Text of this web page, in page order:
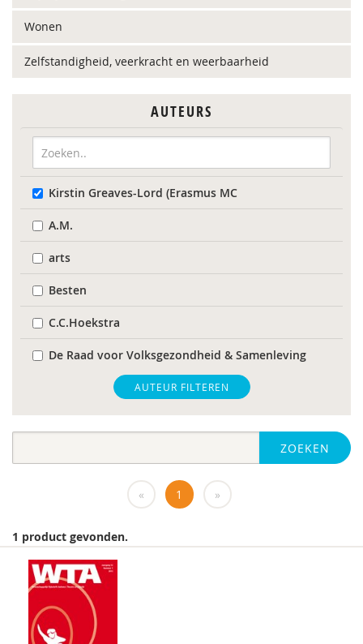
Wonen
Zelfstandigheid, veerkracht en weerbaarheid
AUTEURS
Kirstin Greaves-Lord (Erasmus MC
A.M.
arts
Besten
C.C.Hoekstra
De Raad voor Volksgezondheid & Samenleving
gz-psycholoog
https://www.openbaaronderwijs.nu/
Marieke-Beltman
MSc
MSc.
N.G.A. Tak
AUTEUR FILTEREN
ZOEKEN
« 1 »
1 product gevonden.